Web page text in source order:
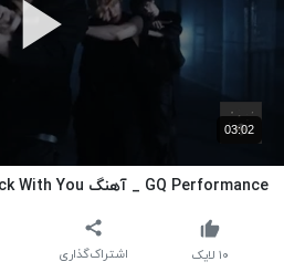
03:02
GQ Performance _ آهنگ Stick With You
اشتراک‌گذاری ۱۰ لایک